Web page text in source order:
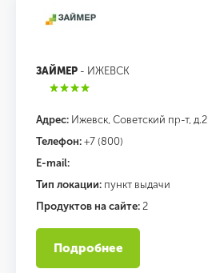
ЗАЙМЕР - ИЖЕВСК
Адрес: Ижевск, Советский пр-т, д.2
Телефон: +7 (800)
E-mail:
Тип локации: пункт выдачи
Продуктов на сайте: 2
Подробнее